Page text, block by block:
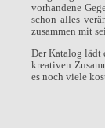
vorhandene
schon alles
zusammen mit
Der Katalog lädt
kreativen
es noch viele